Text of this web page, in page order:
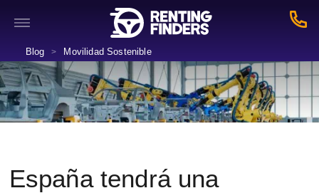
Blog > Movilidad Sostenible
España tendrá una